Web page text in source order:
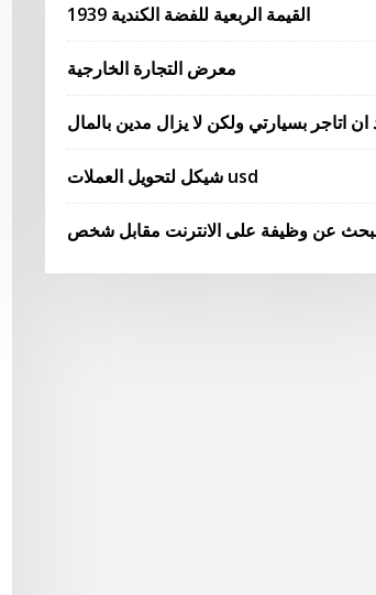
1939 القيمة الربعية للفضة الكندية
معرض التجارة الخارجية
ان اتاجر بسيارتي ولكن لا يزال مدين بالمال
شيكل لتحويل العملات usd
عن وظيفة على الانترنت مقابل شخص